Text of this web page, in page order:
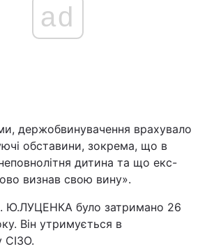
ad
держобвинувачення врахувало
обставини, зокрема, що в
дитина та що екс-
визнав свою вину».
Ю.ЛУЦЕНКА було затримано 26
Він утримується в
СІЗО.